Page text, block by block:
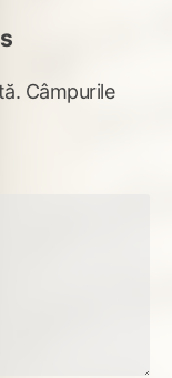
Câmpurile